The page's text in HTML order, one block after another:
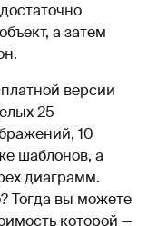
а затем
версии
25
10
шаблонов, а
диаграмм.
Тогда вы можете
которой —